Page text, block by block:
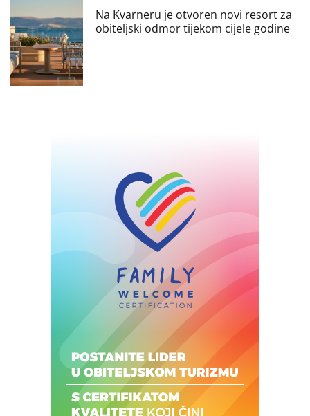
Na Kvarneru je otvoren novi resort za
obiteljski odmor tijekom cijele godine